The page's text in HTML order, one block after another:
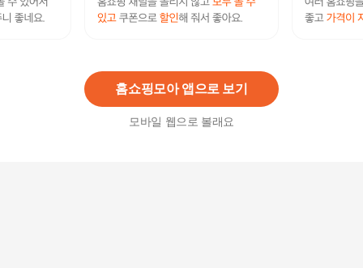
홈쇼핑모아 앱으로 보기
모바일 웹으로 볼래요
[로질리][로질리][A] 셔링넥 볼륨 소매 블라우스 3종